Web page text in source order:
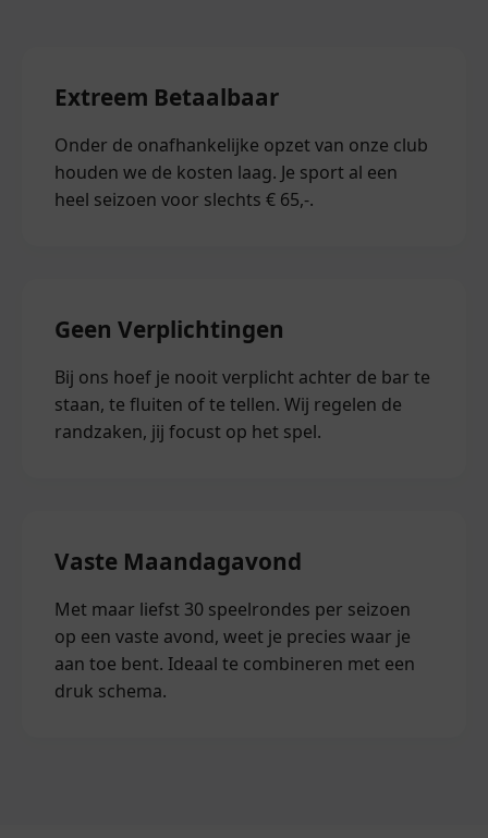
Extreem Betaalbaar
Onder de onafhankelijke opzet van onze club
houden we de kosten laag. Je sport al een
heel seizoen voor slechts € 65,-.
Geen Verplichtingen
Bij ons hoef je nooit verplicht achter de bar te
staan, te fluiten of te tellen. Wij regelen de
randzaken, jij focust op het spel.
Vaste Maandagavond
Met maar liefst 30 speelrondes per seizoen
op een vaste avond, weet je precies waar je
aan toe bent. Ideaal te combineren met een
druk schema.